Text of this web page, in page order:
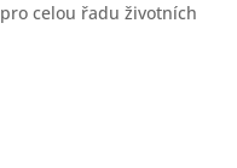
celou řadu životních